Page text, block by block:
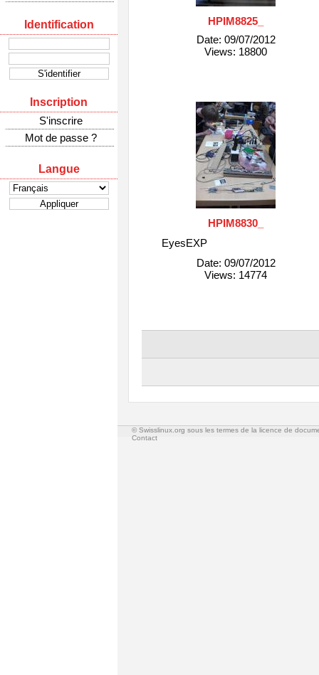
Identification
Inscription
S'inscrire
Mot de passe ?
Langue
HPIM8825_
Date: 09/07/2012
Views: 18800
HPIM8830_
EyesEXP
Date: 09/07/2012
Views: 14774
© Swisslinux.org sous les termes de la licence de
Contact